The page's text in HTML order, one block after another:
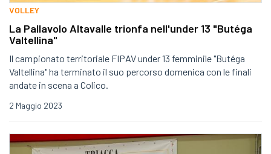
VOLLEY
La Pallavolo Altavalle trionfa nell'under 13 "Butéga
Valtellina"
Il campionato territoriale FIPAV under 13 femminile "Butéga
Valtellina" ha terminato il suo percorso domenica con le finali
andate in scena a Colico.
2 Maggio 2023